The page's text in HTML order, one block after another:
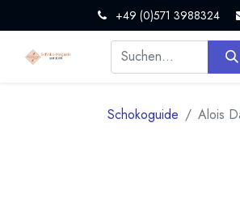
+49 (0)571 3988324
Schokoguide Alois